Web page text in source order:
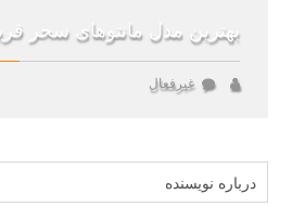
بهترین مدل مانتوهای سحر
غیرفعال
درباره نویسنده